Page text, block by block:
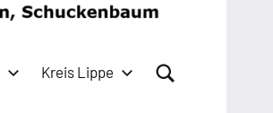
Kreis Lippe